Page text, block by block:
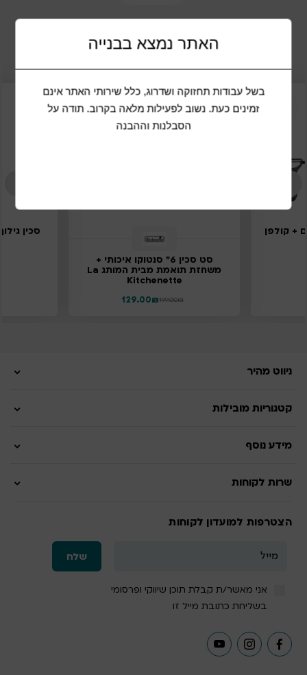
מוצרים נוספים שיכולים להתאים לכם
5 סכינים + קולפן
הנחה
סט סכין 6" סנטוקו איכותי +
משחזת תואמת מבית המותג La
Kitchenette
₪
129.00 ₪
199.00
הנחה
סכין גילוף 20 ס"מ ידית
ניווט מהיר
קטגוריות מובילות
מידע נוסף
שרות לקוחות
הצטרפות למועדון לקוחות
אני מאשר/ת קבלת תוכן שיווקי ופרסומי
בשליחת כתובת מייל זו
האתר נמצא בבנייה
בשל עבודות תחזוקה ושדרוג, כלל שירותי האתר אינם
זמינים כעת. נשוב לפעילות מלאה בקרוב. תודה על
הסבלנות וההבנה